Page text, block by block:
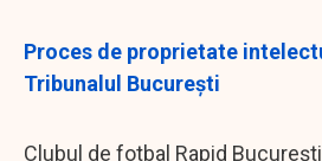
Proces de proprietate
Tribunalul București
Clubul de fotbal Rapid